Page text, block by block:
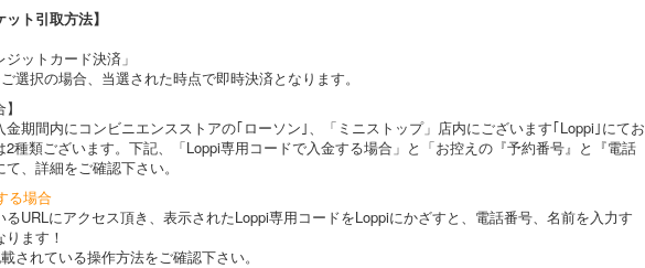
ト引取方法】
ットカード決済」
選択の場合、当選された時点で即時決済となります。
期間内にコンビニエンスストアの｢ローソン｣、「ミニストップ」店内にございます｢Loppi｣にてお
種類ございます。下記、「Loppi専用コードで入金する場合」と「お控えの『予約番号』と『電話
、詳細をご確認下さい。
る場合
URLにアクセス頂き、表示されたLoppi専用コードをLoppiにかざすと、電話番号、名前を入力す
ます！
されている操作方法をご確認下さい。